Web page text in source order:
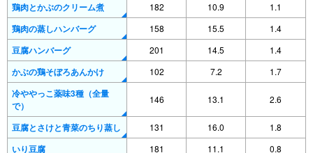
鶏肉とかぶのクリーム煮 182 10.9 1.1
鶏肉の蒸しハンバーグ 158 15.5 1.4
豆腐ハンバーグ 201 14.5 1.4
かぶの鶏そぼろあんかけ 102 7.2 1.7
冷ややっこ薬味3種（全量
で）
146 13.1 2.6
豆腐とさけと青菜のちり蒸し 131 16.0 1.8
いり豆腐 181 11.1 0.8